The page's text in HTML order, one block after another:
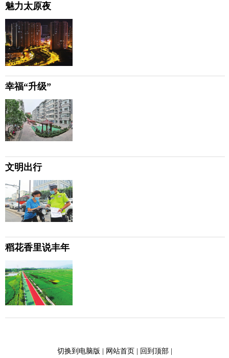
魅力太原夜
幸福“升级”
文明出行
稻花香里说丰年
切换到电脑版 | 网站首页| 回到顶部|